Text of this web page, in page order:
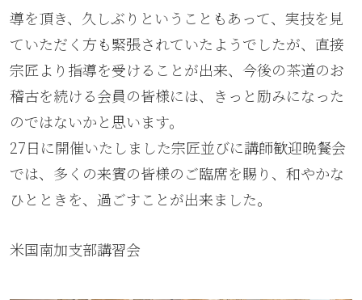
導を頂き、久しぶりということもあって、実技を見
ていただく方も緊張されていたようでしたが、直接
宗匠より指導を受けることが出来、今後の茶道のお
稽古を続ける会員の皆様には、きっと励みになった
のではないかと思います。
27日に開催いたしました宗匠並びに講師歓迎晩餐会
では、多くの来賓の皆様のご臨席を賜り、和やかな
ひとときを、過ごすことが出来ました。
米国南加支部講習会